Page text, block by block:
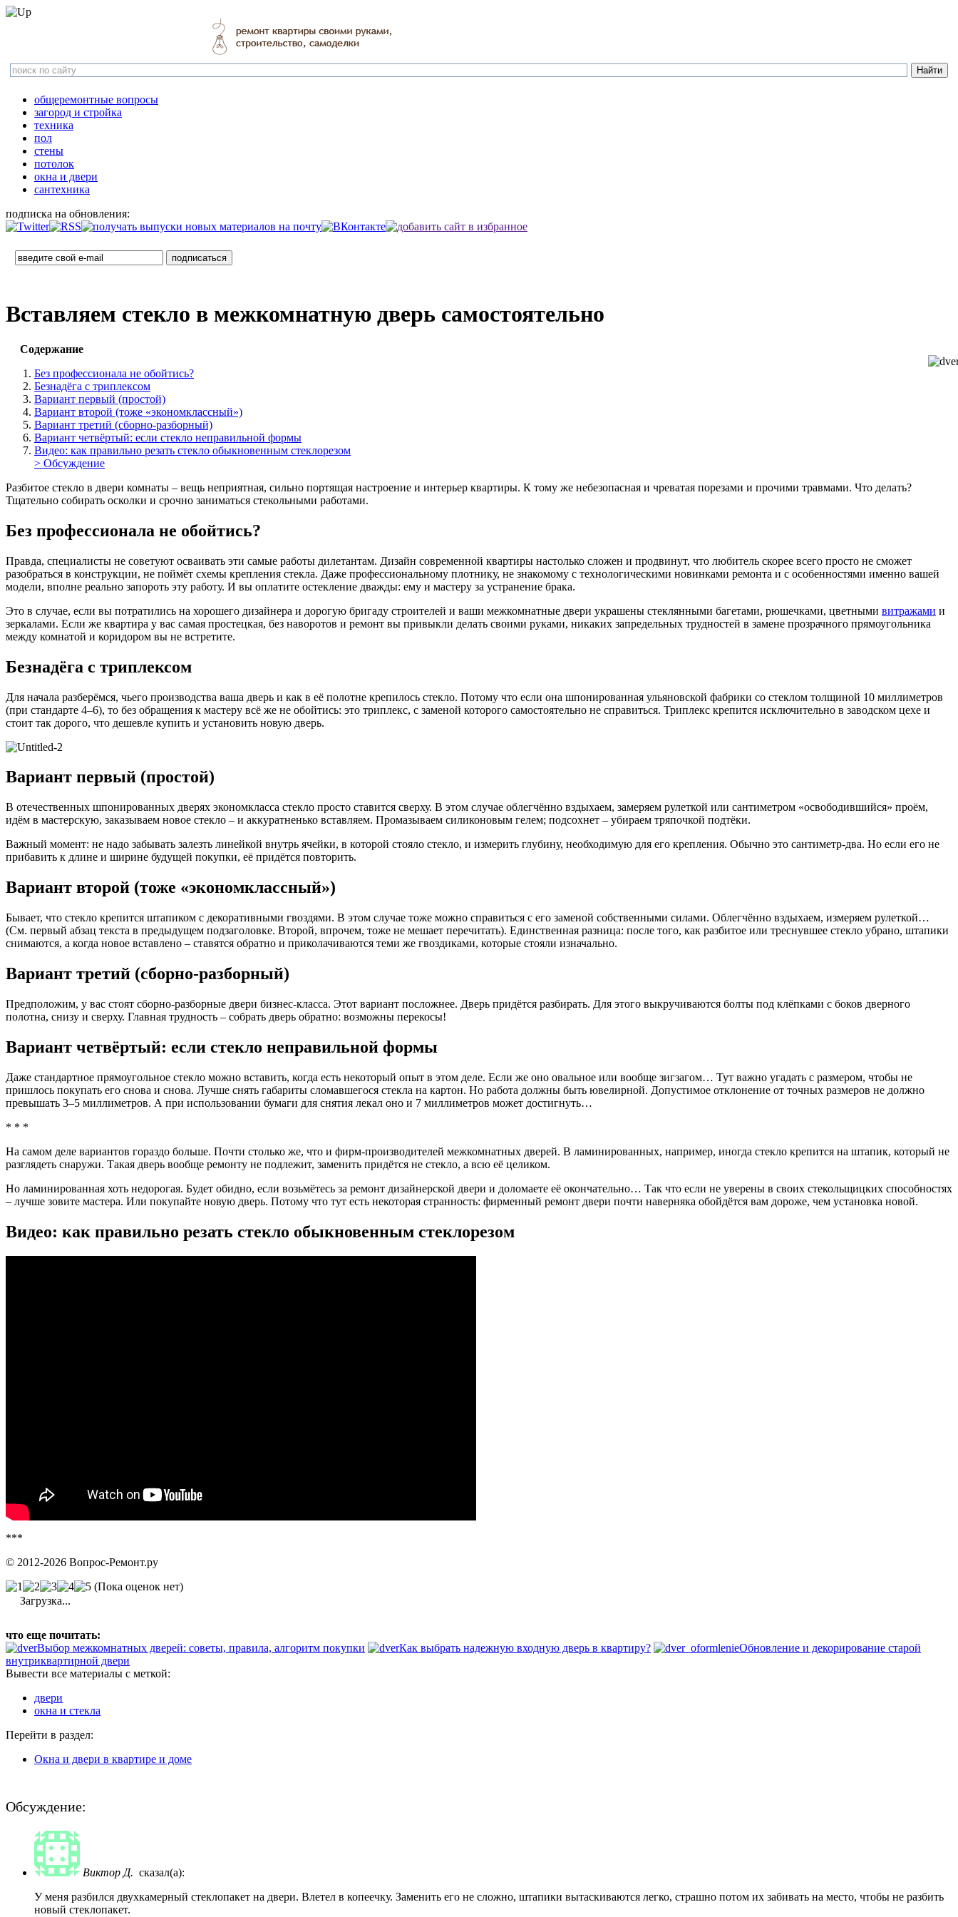
общеремонтные вопросы
загород и стройка
техника
пол
стены
потолок
окна и двери
сантехника
подписка на обновления:
Вставляем стекло в межкомнатную дверь самостоятельно
Содержание
Без профессионала не обойтись?
Безнадёга с триплексом
Вариант первый (простой)
Вариант второй (тоже «экономклассный»)
Вариант третий (сборно-разборный)
Вариант четвёртый: если стекло неправильной формы
Видео: как правильно резать стекло обыкновенным стеклорезом
> Обсуждение
Разбитое стекло в двери комнаты – вещь неприятная, сильно портящая настроение и интерьер квартиры. К тому же небезопасная и чреватая порезами и прочими травмами. Что делать?
Тщательно собирать осколки и срочно заниматься стекольными работами.
Без профессионала не обойтись?
Правда, специалисты не советуют осваивать эти самые работы дилетантам. Дизайн современной квартиры настолько сложен и продвинут, что любитель скорее всего просто не сможет
разобраться в конструкции, не поймёт схемы крепления стекла. Даже профессиональному плотнику, не знакомому с технологическими новинками ремонта и с особенностями именно вашей
модели, вполне реально запороть эту работу. И вы оплатите остекление дважды: ему и мастеру за устранение брака.
Это в случае, если вы потратились на хорошего дизайнера и дорогую бригаду строителей и ваши межкомнатные двери украшены стеклянными багетами, рюшечками, цветными витражами и
зеркалами. Если же квартира у вас самая простецкая, без наворотов и ремонт вы привыкли делать своими руками, никаких запредельных трудностей в замене прозрачного прямоугольника
между комнатой и коридором вы не встретите.
Безнадёга с триплексом
Для начала разберёмся, чьего производства ваша дверь и как в её полотне крепилось стекло. Потому что если она шпонированная ульяновской фабрики со стеклом толщиной 10 миллиметров
(при стандарте 4–6), то без обращения к мастеру всё же не обойтись: это триплекс, с заменой которого самостоятельно не справиться. Триплекс крепится исключительно в заводском цехе и
стоит так дорого, что дешевле купить и установить новую дверь.
Вариант первый (простой)
В отечественных шпонированных дверях экономкласса стекло просто ставится сверху. В этом случае облегчённо вздыхаем, замеряем рулеткой или сантиметром «освободившийся» проём,
идём в мастерскую, заказываем новое стекло – и аккуратненько вставляем. Промазываем силиконовым гелем; подсохнет – убираем тряпочкой подтёки.
Важный момент: не надо забывать залезть линейкой внутрь ячейки, в которой стояло стекло, и измерить глубину, необходимую для его крепления. Обычно это сантиметр-два. Но если его не
прибавить к длине и ширине будущей покупки, её придётся повторить.
Вариант второй (тоже «экономклассный»)
Бывает, что стекло крепится штапиком с декоративными гвоздями. В этом случае тоже можно справиться с его заменой собственными силами. Облегчённо вздыхаем, измеряем рулеткой…
(См. первый абзац текста в предыдущем подзаголовке. Второй, впрочем, тоже не мешает перечитать). Единственная разница: после того, как разбитое или треснувшее стекло убрано, штапики
снимаются, а когда новое вставлено – ставятся обратно и приколачиваются теми же гвоздиками, которые стояли изначально.
Вариант третий (сборно-разборный)
Предположим, у вас стоят сборно-разборные двери бизнес-класса. Этот вариант посложнее. Дверь придётся разбирать. Для этого выкручиваются болты под клёпками с боков дверного
полотна, снизу и сверху. Главная трудность – собрать дверь обратно: возможны перекосы!
Вариант четвёртый: если стекло неправильной формы
Даже стандартное прямоугольное стекло можно вставить, когда есть некоторый опыт в этом деле. Если же оно овальное или вообще зигзагом… Тут важно угадать с размером, чтобы не
пришлось покупать его снова и снова. Лучше снять габариты сломавшегося стекла на картон. Но работа должны быть ювелирной. Допустимое отклонение от точных размеров не должно
превышать 3–5 миллиметров. А при использовании бумаги для снятия лекал оно и 7 миллиметров может достигнуть…
* * *
На самом деле вариантов гораздо больше. Почти столько же, что и фирм-производителей межкомнатных дверей. В ламинированных, например, иногда стекло крепится на штапик, который не
разглядеть снаружи. Такая дверь вообще ремонту не подлежит, заменить придётся не стекло, а всю её целиком.
Но ламинированная хоть недорогая. Будет обидно, если возьмётесь за ремонт дизайнерской двери и доломаете её окончательно… Так что если не уверены в своих стекольщицких способностях
– лучше зовите мастера. Или покупайте новую дверь. Потому что тут есть некоторая странность: фирменный ремонт двери почти наверняка обойдётся вам дороже, чем установка новой.
Видео: как правильно резать стекло обыкновенным стеклорезом
***
© 2012-2026 Вопрос-Ремонт.ру
(Пока оценок нет)
Загрузка...
что еще почитать:
Выбор межкомнатных дверей: советы, правила, алгоритм покупки
Как выбрать надежную входную дверь в квартиру?
Обновление и декорирование старой
внутриквартирной двери
Вывести все материалы с меткой:
двери
окна и стекла
Перейти в раздел:
Окна и двери в квартире и доме
Обсуждение:
Виктор Д. сказал(а):
У меня разбился двухкамерный стеклопакет на двери. Влетел в копеечку. Заменить его не сложно, штапики вытаскиваются легко, страшно потом их забивать на место, чтобы не разбить
новый стеклопакет.